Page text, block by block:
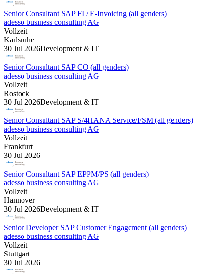
Senior Consultant SAP FI / E-Invoicing (all genders)
adesso business consulting AG
Vollzeit
Karlsruhe
30 Jul 2026Development & IT
Senior Consultant SAP CO (all genders)
adesso business consulting AG
Vollzeit
Rostock
30 Jul 2026Development & IT
Senior Consultant SAP S/4HANA Service/FSM (all genders)
adesso business consulting AG
Vollzeit
Frankfurt
30 Jul 2026
Senior Consultant SAP EPPM/PS (all genders)
adesso business consulting AG
Vollzeit
Hannover
30 Jul 2026Development & IT
Senior Developer SAP Customer Engagement (all genders)
adesso business consulting AG
Vollzeit
Stuttgart
30 Jul 2026